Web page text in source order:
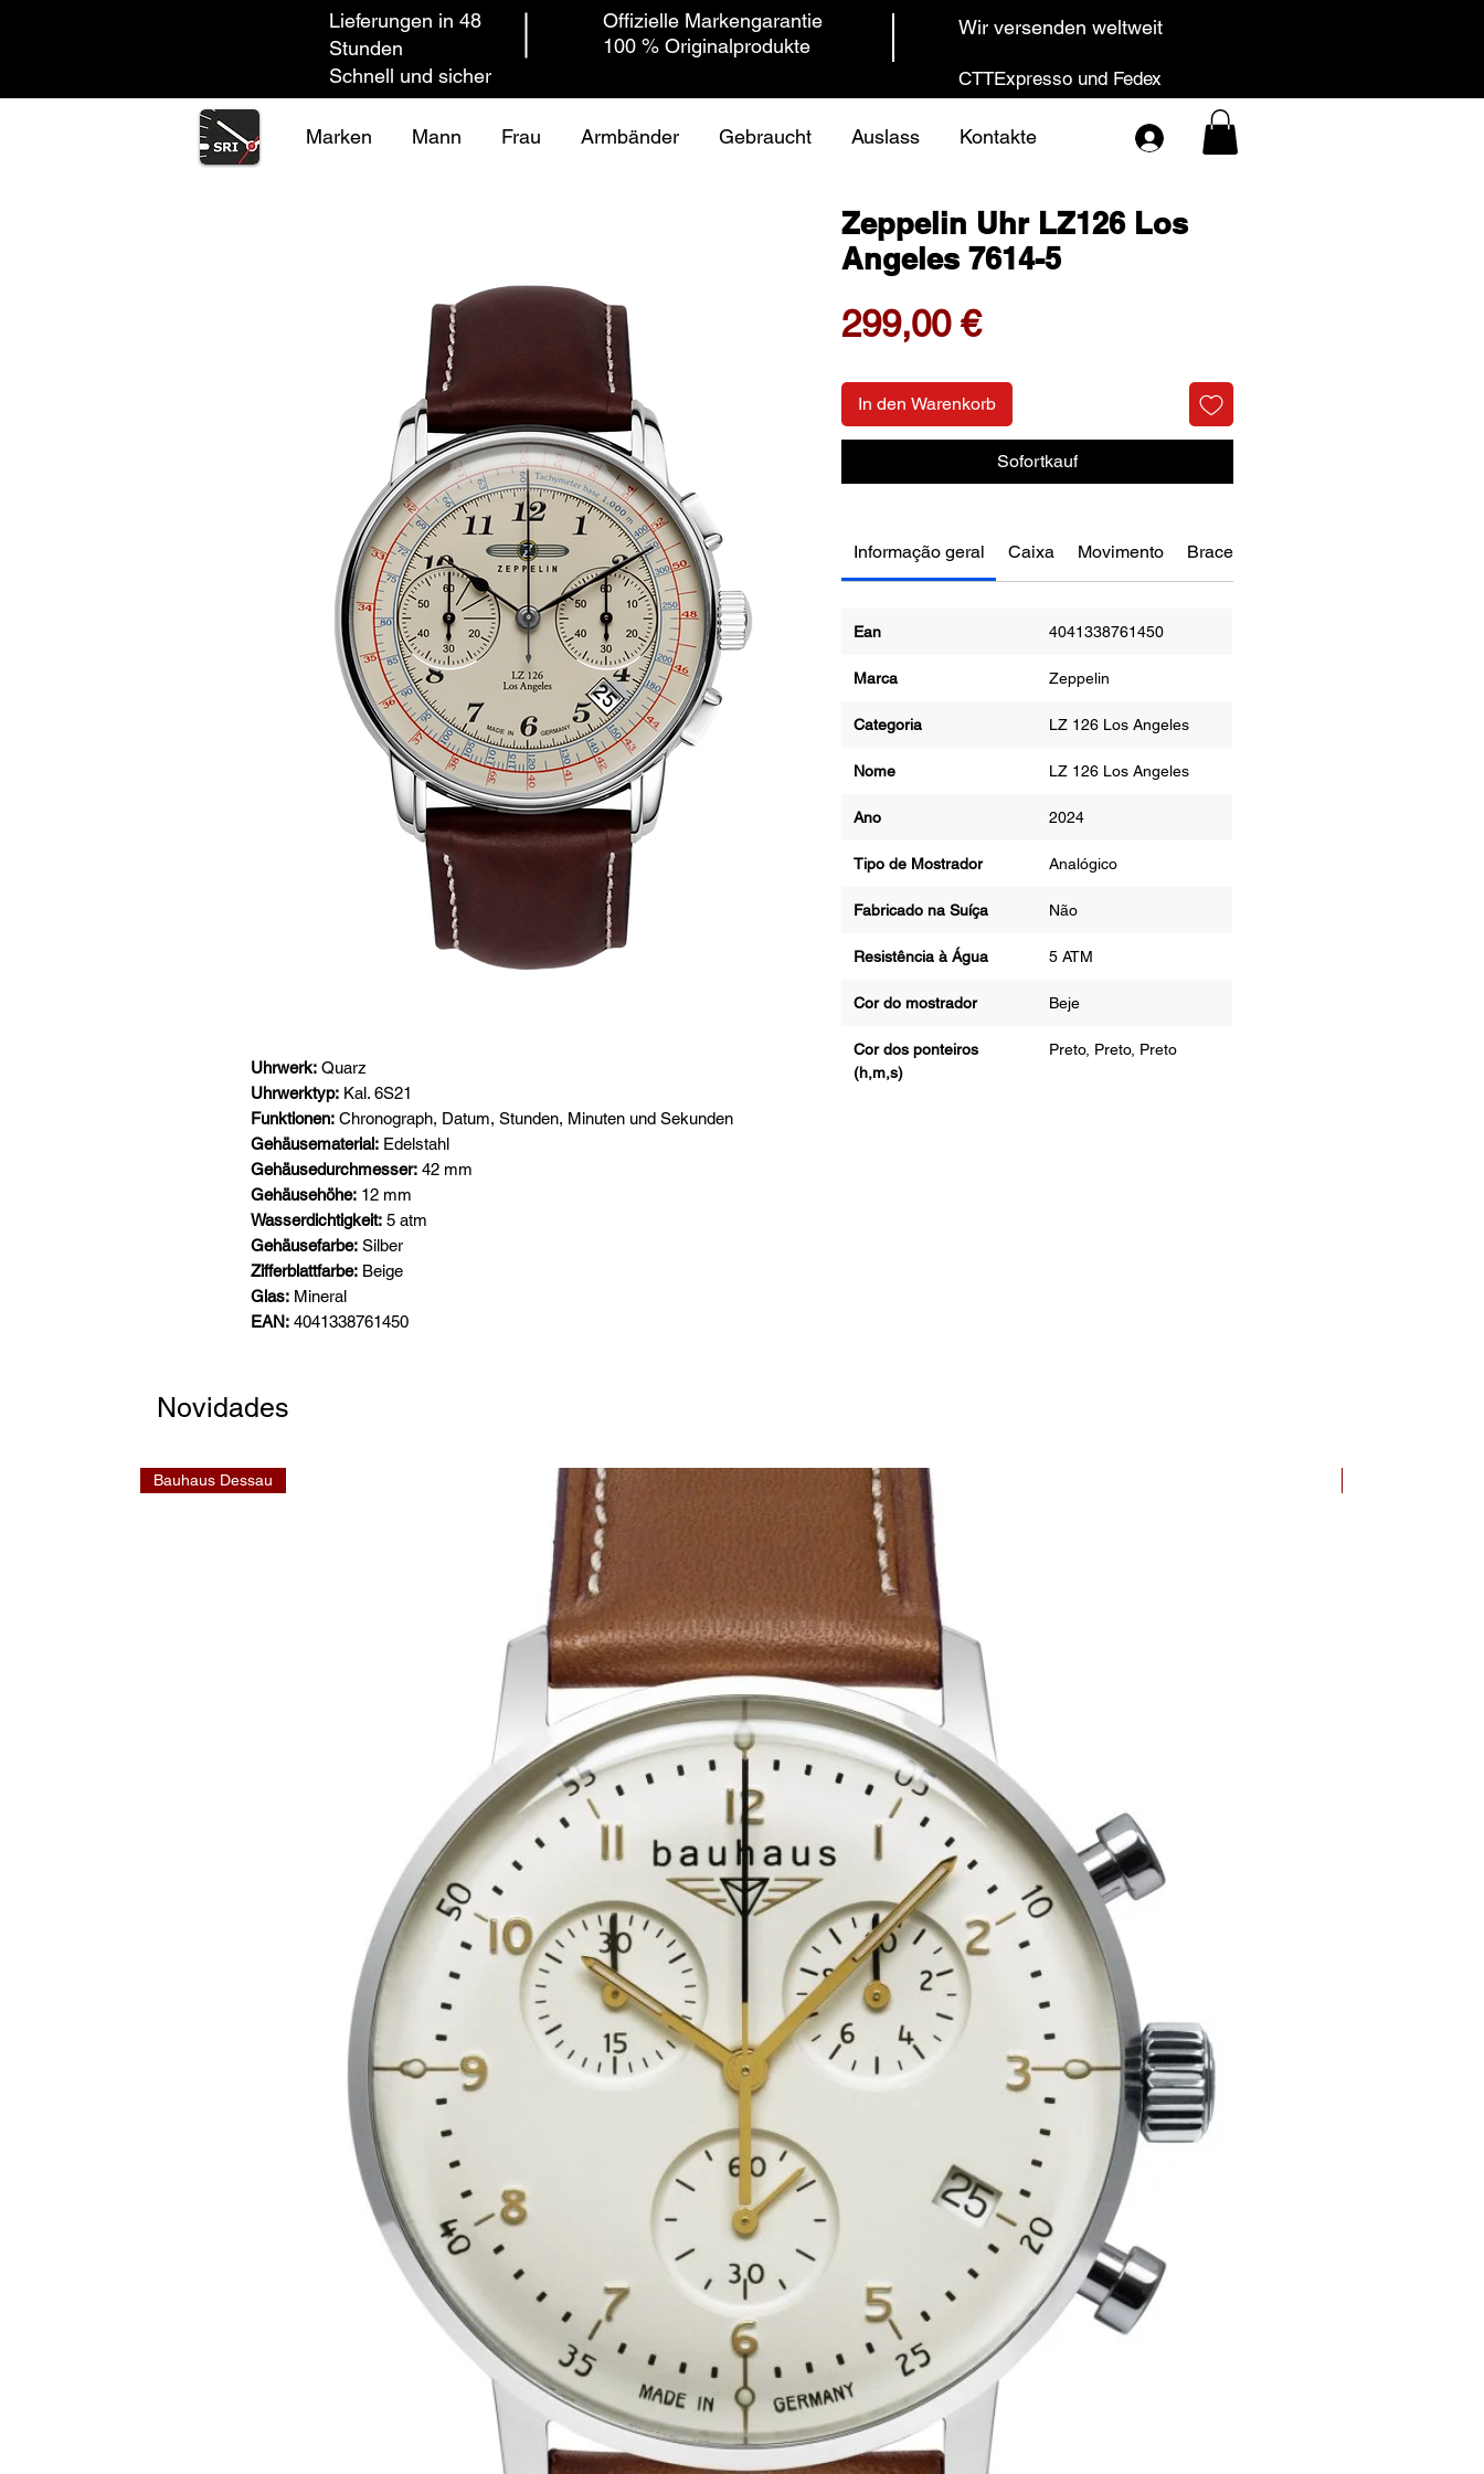
Lieferungen in 48
Stunden
Schnell und sicher
100 % Originalprodukte
Offizielle Markengarantie Wir versenden weltweit
CTTExpresso und Fedex
Marken Mann Frau Armbänder Gebraucht Auslass Kontakte
Uhrwerk: Quarz
Uhrwerktyp: Kal. 6S21
Funktionen: Chronograph, Datum, Stunden, Minuten und Sekunden
Gehäusematerial: Edelstahl
Gehäusedurchmesser: 42 mm
Gehäusehöhe: 12 mm
Wasserdichtigkeit: 5 atm
Gehäusefarbe: Silber
Zifferblattfarbe: Beige
Glas: Mineral
EAN: 4041338761450
Zeppelin Uhr LZ126 Los
Angeles 7614-5
299,00 €Preis
In den Warenkorb
Sofortkauf
Informação geral Caixa Movimento Bracelete
Ean 4041338761450
Marca Zeppelin
Categoria LZ 126 Los Angeles
Nome LZ 126 Los Angeles
Ano 2024
Tipo de Mostrador Analógico
Fabricado na Suíça Não
Resistência à Água 5 ATM
Cor do mostrador Beje
Cor dos ponteiros
(h,m,s)
Preto, Preto, Preto
Novidades
Bauhaus Dessau